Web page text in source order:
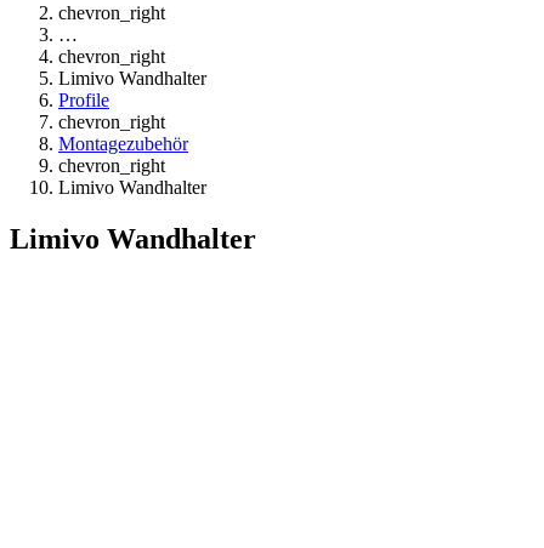
chevron_right
…
chevron_right
Limivo Wandhalter
Profile
chevron_right
Montagezubehör
chevron_right
Limivo Wandhalter
Limivo Wandhalter